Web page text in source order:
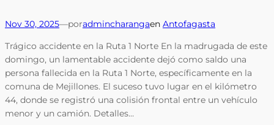
Nov 30, 2025—poradmincharangaen Antofagasta
Trágico accidente en la Ruta 1 Norte En la madrugada de este
domingo, un lamentable accidente dejó como saldo una
persona fallecida en la Ruta 1 Norte, específicamente en la
comuna de Mejillones. El suceso tuvo lugar en el kilómetro
44, donde se registró una colisión frontal entre un vehículo
menor y un camión. Detalles…